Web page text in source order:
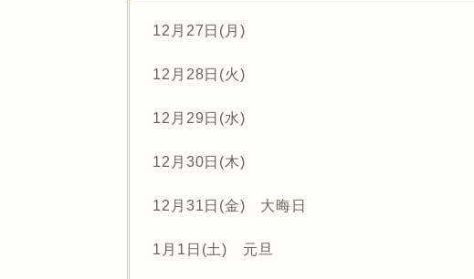
12月27日(月)
12月28日(火)
12月29日(水)
12月30日(木)
12月31日(金) 大晦日
1月1日(土) 元旦